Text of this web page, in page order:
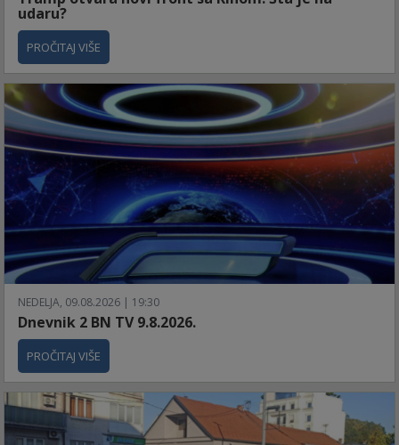
udaru?
PROČITAJ VIŠE
NEDELJA, 09.08.2026 | 19:30
Dnevnik 2 BN TV 9.8.2026.
PROČITAJ VIŠE